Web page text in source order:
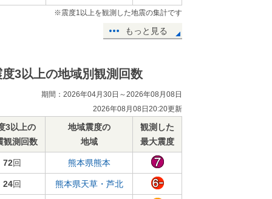
※震度1以上を観測した地震の集計です
もっと見る
度3以上の地域別観測回数
期間：2026年04月30日～2026年08月08日
2026年08月08日20:20更新
3以上の
観測回数
地域震度の
地域
観測した
最大震度
72回 熊本県熊本
24回 熊本県天草・芦北